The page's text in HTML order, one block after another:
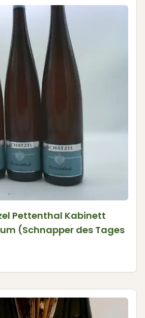
Pettenthal Kabinett
(Schnapper des Tages